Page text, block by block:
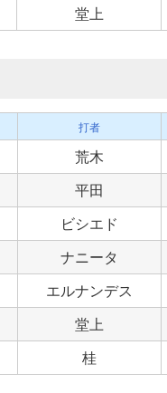
堂上
打者
荒木
平田
ビシエド
ナニータ
エルナンデス
堂上
桂